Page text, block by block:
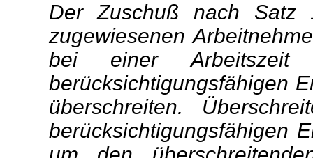
Der Zuschuß nach
zugewiesenen
bei einer
berücksichtigungsfähigen
überschreiten.
berücksichtigungsfähigen